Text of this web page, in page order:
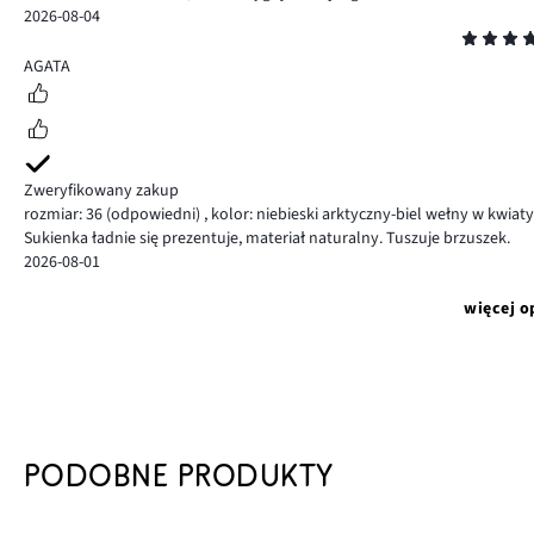
2026-08-04
5
AGATA
Zweryfikowany zakup
rozmiar: 36 (odpowiedni) , kolor: niebieski arktyczny-biel wełny w kwiaty
Sukienka ładnie się prezentuje, materiał naturalny. Tuszuje brzuszek.
2026-08-01
więcej
PODOBNE PRODUKTY